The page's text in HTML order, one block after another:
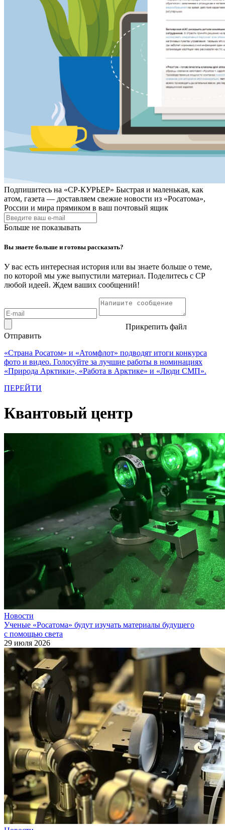
Подпишитесь на «СР-КУРЬЕР» Быстрая и маленькая, как
атом, газета — доставляем свежие новости из «Росатома»,
России и мира прямиком в ваш почтовый ящик
Больше не показывать
Вы знаете больше и готовы рассказать?
У вас есть интересная история или вы знаете больше о теме,
по которой мы уже выпустили материал. Поделитесь с СР
любой идеей. Ждем ваших сообщений!
Прикрепить файл
Отправить
«Страна Росатом» и «Атомфлот» подводят итоги конкурса
фото и видео. Голосуйте за лучшие работы в номинациях
«Природа Арктики», «Работа в Арктике» и «Люди СМП».
ПЕРЕЙТИ
Квантовый центр
Новости
Ученые «Росатома» будут изучать материалы будущего
с помощью света
29 июля 2026